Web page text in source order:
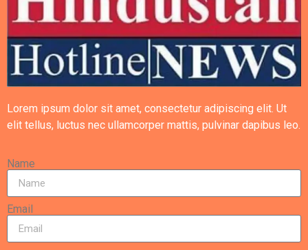
Lorem ipsum dolor sit amet, consectetur adipiscing elit. Ut
elit tellus, luctus nec ullamcorper mattis, pulvinar dapibus leo.
Name
Email